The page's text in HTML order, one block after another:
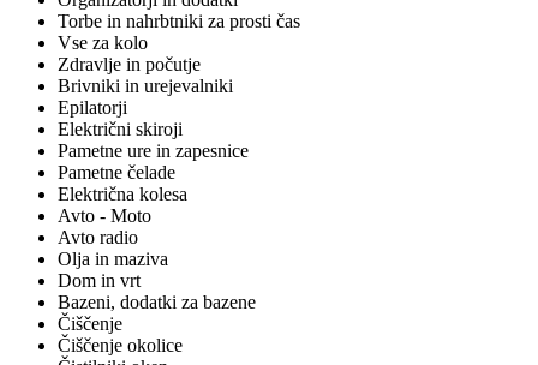
Torbe in nahrbtniki za prosti čas
Vse za kolo
Zdravlje in počutje
Brivniki in urejevalniki
Epilatorji
Električni skiroji
Pametne ure in zapesnice
Pametne čelade
Električna kolesa
Avto - Moto
Avto radio
Olja in maziva
Dom in vrt
Bazeni, dodatki za bazene
Čiščenje
Čiščenje okolice